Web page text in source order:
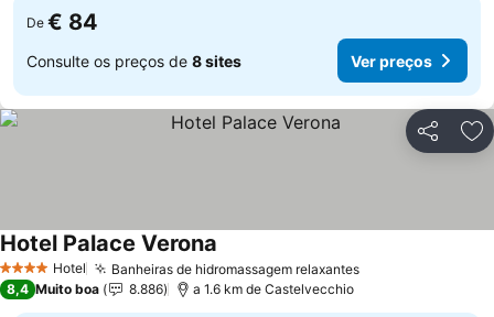
De € 84
Consulte os preços de 8 sites Ver preços
Partilhar
4 EstrelasHotel Banheiras de hidromassagem relaxantes
Hotel Palace Verona
8,4 Muito boa 8.886 a 1.6 km de Castelvecchio